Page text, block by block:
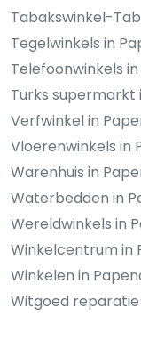
Tabakswinkel-
Tegelwinkels in
Telefoonwinkels
Turks
Verfwinkel in
Vloerenwinkels in
Warenhuis in
Waterbedden in
Wereldwinkels in
Winkelcentrum in
Winkelen in
Witgoed